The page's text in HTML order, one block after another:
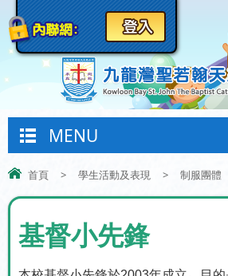
MENU
首頁 > 學生活動及表現 > 制服團體
基督小先鋒